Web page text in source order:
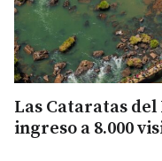
Las Cataratas
ingreso a 8.000